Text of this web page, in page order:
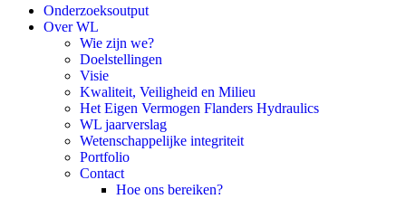
Onderzoeksoutput
Over WL
Wie zijn we?
Doelstellingen
Visie
Kwaliteit, Veiligheid en Milieu
Het Eigen Vermogen Flanders Hydraulics
WL jaarverslag
Wetenschappelijke integriteit
Portfolio
Contact
Hoe ons bereiken?